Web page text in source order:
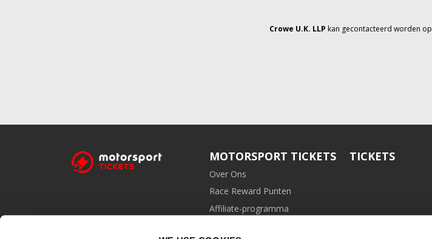
Crowe U.K. LLP kan gecontacteerd worden op
MOTORSPORT TICKETS
Over Ons
Race Reward Punten
Affiliate-programma
TICKETS